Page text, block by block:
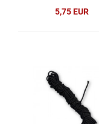
5,75 EUR